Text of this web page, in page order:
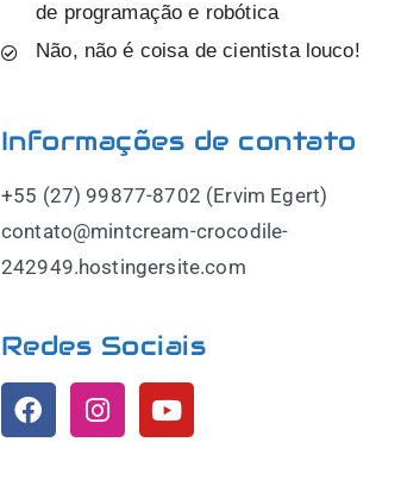
de programação e robótica
Não, não é coisa de cientista louco!
Informações de contato
+55 (27) 99877-8702 (Ervim Egert)
contato@mintcream-crocodile-
242949.hostingersite.com
Redes Sociais